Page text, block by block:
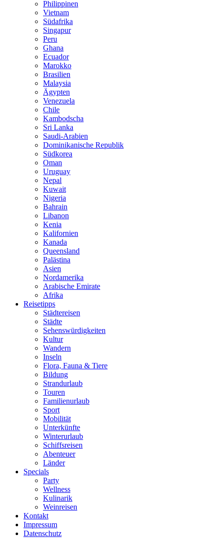
Philippinen
Vietnam
Südafrika
Singapur
Peru
Ghana
Ecuador
Marokko
Brasilien
Malaysia
Ägypten
Venezuela
Chile
Kambodscha
Sri Lanka
Saudi-Arabien
Dominikanische Republik
Südkorea
Oman
Uruguay
Nepal
Kuwait
Nigeria
Bahrain
Libanon
Kenia
Kalifornien
Kanada
Queensland
Palästina
Asien
Nordamerika
Arabische Emirate
Afrika
Reisetipps
Städtereisen
Städte
Sehenswürdigkeiten
Kultur
Wandern
Inseln
Flora, Fauna & Tiere
Bildung
Strandurlaub
Touren
Familienurlaub
Sport
Mobilität
Unterkünfte
Winterurlaub
Schiffsreisen
Abenteuer
Länder
Specials
Party
Wellness
Kulinarik
Weinreisen
Kontakt
Impressum
Datenschutz